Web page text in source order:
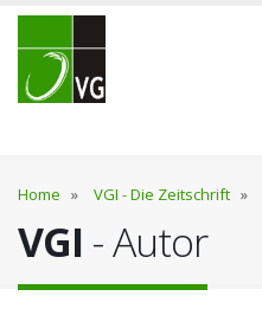
Home » VGI - Die Zeitschrift »
VGI - Autor